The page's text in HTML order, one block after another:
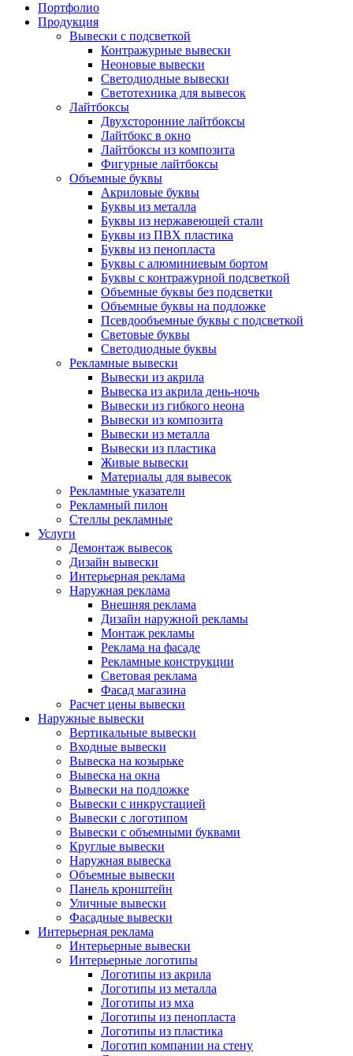
Портфолио
Продукция
Вывески с подсветкой
Контражурные вывески
Неоновые вывески
Светодиодные вывески
Светотехника для вывесок
Лайтбоксы
Двухсторонние лайтбоксы
Лайтбокс в окно
Лайтбоксы из композита
Фигурные лайтбоксы
Объемные буквы
Акриловые буквы
Буквы из металла
Буквы из нержавеющей стали
Буквы из ПВХ пластика
Буквы из пенопласта
Буквы с алюминиевым бортом
Буквы с контражурной подсветкой
Объемные буквы без подсветки
Объемные буквы на подложке
Псевдообъемные буквы с подсветкой
Световые буквы
Светодиодные буквы
Рекламные вывески
Вывески из акрила
Вывеска из акрила день-ночь
Вывески из гибкого неона
Вывески из композита
Вывески из металла
Вывески из пластика
Живые вывески
Материалы для вывесок
Рекламные указатели
Рекламный пилон
Стеллы рекламные
Услуги
Демонтаж вывесок
Дизайн вывески
Интерьерная реклама
Наружная реклама
Внешняя реклама
Дизайн наружной рекламы
Монтаж рекламы
Реклама на фасаде
Рекламные конструкции
Световая реклама
Фасад магазина
Расчет цены вывески
Наружные вывески
Вертикальные вывески
Входные вывески
Вывеска на козырьке
Вывеска на окна
Вывески на подложке
Вывески с инкрустацией
Вывески с логотипом
Вывески с объемными буквами
Круглые вывески
Наружная вывеска
Объемные вывески
Панель кронштейн
Уличные вывески
Фасадные вывески
Интерьерная реклама
Интерьерные вывески
Интерьерные логотипы
Логотипы из акрила
Логотипы из металла
Логотипы из мха
Логотипы из пенопласта
Логотипы из пластика
Логотип компании на стену